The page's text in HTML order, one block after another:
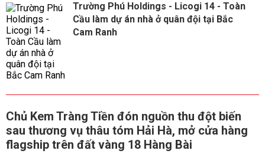
Trường Phú Holdings - Licogi 14 - Toàn
Cầu làm dự án nhà ở quân đội tại Bắc
Cam Ranh
Chủ Kem Tràng Tiền đón nguồn thu đột biến
sau thương vụ thâu tóm Hải Hà, mở cửa hàng
flagship trên đất vàng 18 Hàng Bài